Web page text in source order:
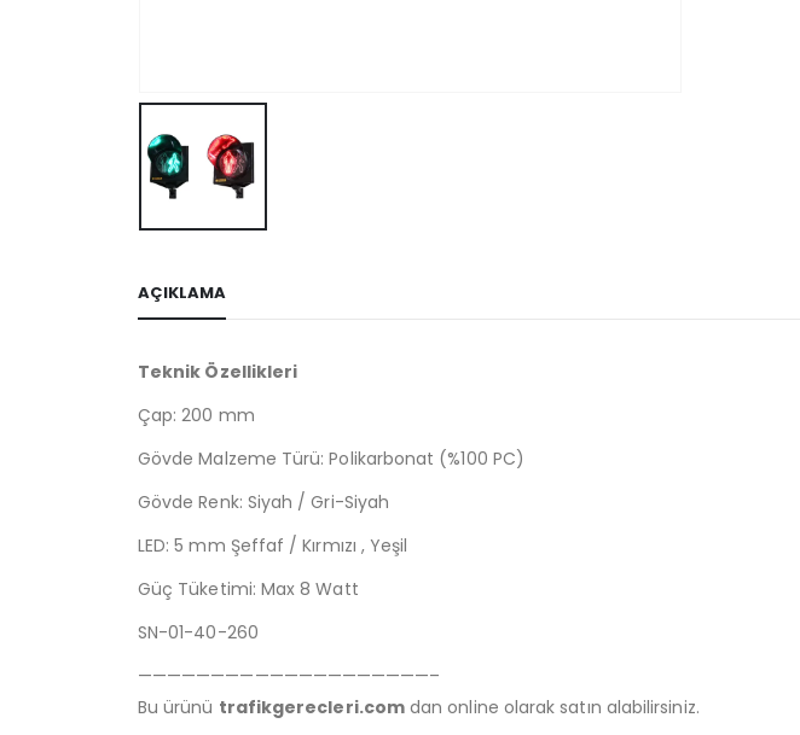
AÇIKLAMA
Teknik Özellikleri
Çap: 200 mm
Gövde Malzeme Türü: Polikarbonat (%100 PC)
Gövde Renk: Siyah / Gri-Siyah
LED: 5 mm Şeffaf / Kırmızı , Yeşil
Güç Tüketimi: Max 8 Watt
SN-01-40-260
————————————————————–
Bu ürünü trafikgerecleri.comdan online olarak satın alabilirsiniz.